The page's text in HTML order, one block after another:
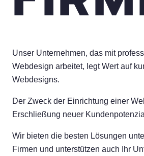
Unser Unternehmen, das mit
Webdesign arbeitet, legt Wert auf
Webdesigns.
Der Zweck der Einrichtung einer
Erschließung neuer
Wir bieten die besten Lösungen
Firmen und unterstützen auch Ihr